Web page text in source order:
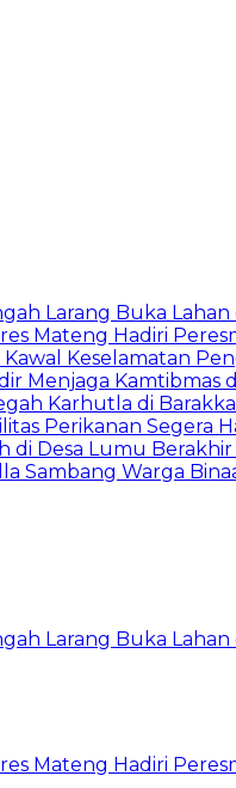
Larang Buka
Mateng Hadiri
Keselamatan
Menjaga Kamtibmas
Karhutla di
Perikanan Segera
di Desa Lumu Berakhir
Sambang Warga
Larang Buka
Mateng Hadiri